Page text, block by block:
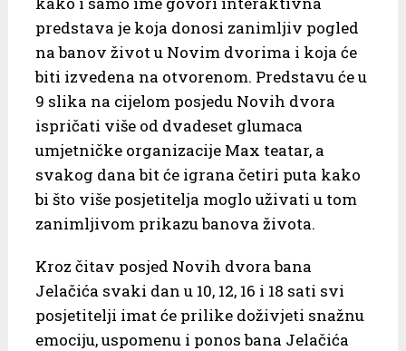
predstava je koja donosi zanimljiv pogled
na banov život u Novim dvorima i koja će
biti izvedena na otvorenom. Predstavu će u
9 slika na cijelom posjedu Novih dvora
ispričati više od dvadeset glumaca
umjetničke organizacije Max teatar, a
svakog dana bit će igrana četiri puta kako
bi što više posjetitelja moglo uživati u tom
zanimljivom prikazu banova života.
Kroz čitav posjed Novih dvora bana
Jelačića svaki dan u 10, 12, 16 i 18 sati svi
posjetitelji imat će prilike doživjeti snažnu
emociju, uspomenu i ponos bana Jelačića